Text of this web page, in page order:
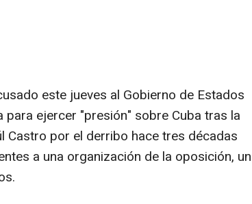
este jueves al Gobierno de Estados
ejercer "presión" sobre Cuba tras la
Castro por el derribo hace tres décadas
a una organización de la oposición, un